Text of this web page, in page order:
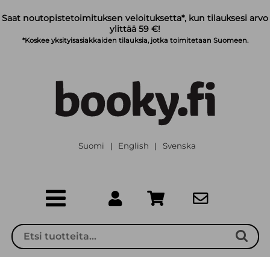
Saat noutopistetoimituksen veloituksetta*, kun tilauksesi arvo
ylittää 59 €!
*Koskee yksityisasiakkaiden tilauksia, jotka toimitetaan Suomeen.
Suomi | English | Svenska